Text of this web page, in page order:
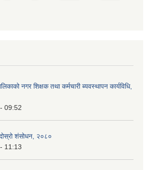
नगर शिक्षक तथा कर्मचारी ब्यवस्थापन कार्यविधि,
09:52
शंसोधन, २०८०
11:13